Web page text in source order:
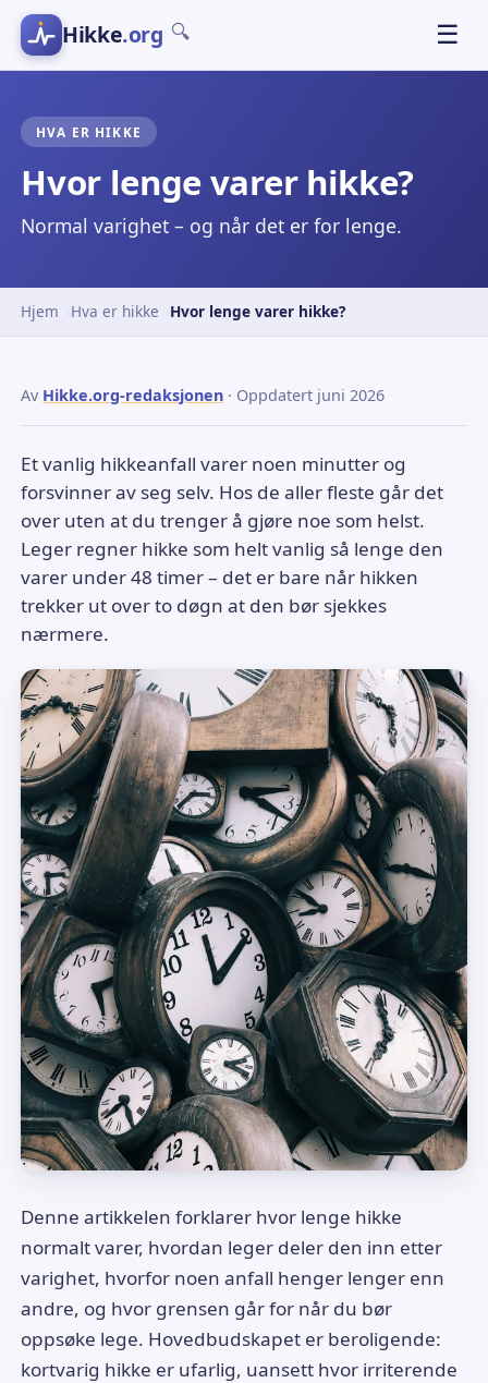
Hikke.org 🔍 ☰
HVA ER HIKKE
Hvor lenge varer hikke?
Normal varighet – og når det er for lenge.
Hjem Hva er hikke Hvor lenge varer hikke?
Av Hikke.org-redaksjonen · Oppdatert juni 2026
Et vanlig hikkeanfall varer noen minutter og
forsvinner av seg selv. Hos de aller fleste går det
over uten at du trenger å gjøre noe som helst.
Leger regner hikke som helt vanlig så lenge den
varer under 48 timer – det er bare når hikken
trekker ut over to døgn at den bør sjekkes
nærmere.
Denne artikkelen forklarer hvor lenge hikke
normalt varer, hvordan leger deler den inn etter
varighet, hvorfor noen anfall henger lenger enn
andre, og hvor grensen går for når du bør
oppsøke lege. Hovedbudskapet er beroligende:
kortvarig hikke er ufarlig, uansett hvor irriterende